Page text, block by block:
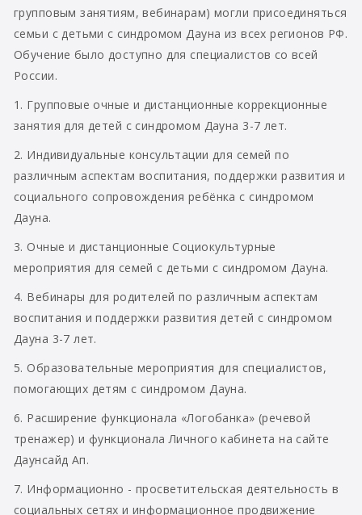
групповым занятиям, вебинарам) могли присоединяться
семьи с детьми с синдромом Дауна из всех регионов РФ.
Обучение было доступно для специалистов со всей
России.
1. Групповые очные и дистанционные коррекционные
занятия для детей с синдромом Дауна 3-7 лет.
2. Индивидуальные консультации для семей по
различным аспектам воспитания, поддержки развития и
социального сопровождения ребёнка с синдромом
Дауна.
3. Очные и дистанционные Социокультурные
мероприятия для семей с детьми с синдромом Дауна.
4. Вебинары для родителей по различным аспектам
воспитания и поддержки развития детей с синдромом
Дауна 3-7 лет.
5. Образовательные мероприятия для специалистов,
помогающих детям с синдромом Дауна.
6. Расширение функционала «Логобанка» (речевой
тренажер) и функционала Личного кабинета на сайте
Даунсайд Ап.
7. Информационно - просветительская деятельность в
социальных сетях и информационное продвижение